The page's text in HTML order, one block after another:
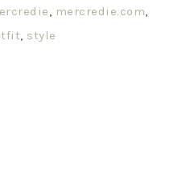
, mercredie.com,
, style